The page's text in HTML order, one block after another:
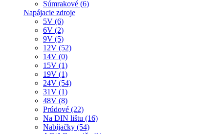
Súmrakové (6)
Napájacie zdroje
5V (6)
6V (2)
9V (5)
12V (52)
14V (0)
15V (1)
19V (1)
24V (54)
31V (1)
48V (8)
Prúdové (22)
Na DIN lištu (16)
Nabíjačky (54)